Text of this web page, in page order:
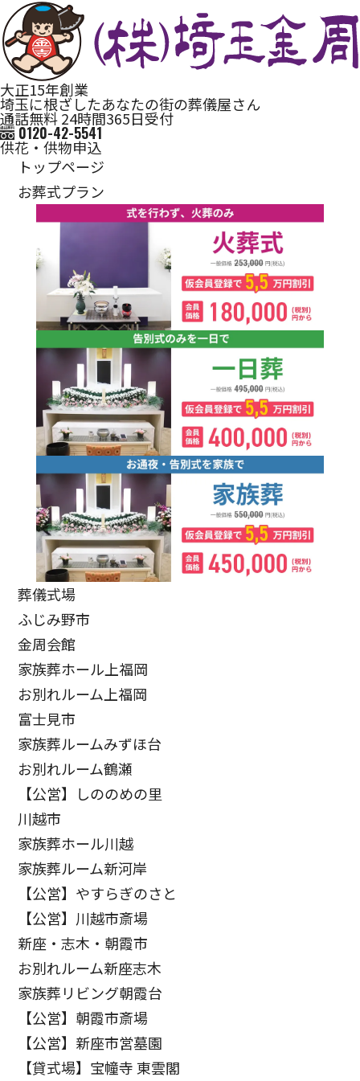
大正15年創業
埼玉に根ざしたあなたの街の葬儀屋さん
通話無料 24時間365日受付
0120-42-5541
供花・供物申込
トップページ
お葬式プラン
葬儀式場
ふじみ野市
金周会館
家族葬ホール上福岡
お別れルーム上福岡
富士見市
家族葬ルームみずほ台
お別れルーム鶴瀬
【公営】しののめの里
川越市
家族葬ホール川越
家族葬ルーム新河岸
【公営】やすらぎのさと
【公営】川越市斎場
新座・志木・朝霞市
お別れルーム新座志木
家族葬リビング朝霞台
【公営】朝霞市斎場
【公営】新座市営墓園
【貸式場】宝幢寺 東雲閣